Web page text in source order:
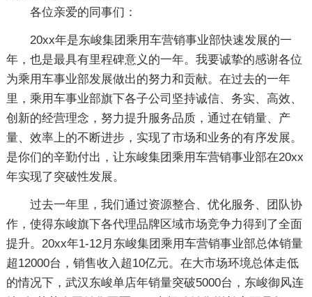
各位亲爱的同事们：
20xx年是东峻集团乘用车营销事业部快速发展的一
年，也是最具有里程碑意义的一年。我要诚挚的感谢各位
为乘用车事业部发展做出的努力和贡献。在过去的一年
里，乘用车事业部旗下各子公司坚持诚信、务实、高效、
创新的经营理念，努力提升服务品质，通过在销量、产
量、效率上的不断进步，实现了市场和业务的有序发展。
是你们的辛勤付出，让东峻集团乘用车营销事业部在20xx
年实现了突破性发展。
过去一年里，我们通过资源整合、优化服务、团队协
作，使得东峻旗下各代理品牌区域市场竞争力得到了全面
提升。20xx年1-12月东峻集团乘用车营销事业部总体销量
超12000台，销售收入超10亿元。在大市场环境总体走低
的情况下，武汉东峻单店年销量突破5000台，东峻御风连